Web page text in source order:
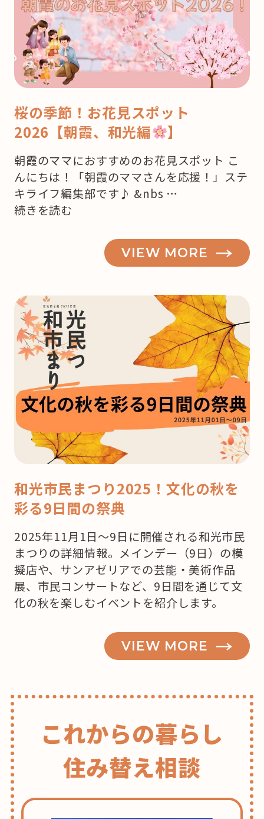
桜の季節！お花見スポット
2026【朝霞、和光編
】
朝霞のママにおすすめのお花見スポット こ
んにちは！「朝霞のママさんを応援！」ステ
キライフ編集部です♪ &nbs …
“桜
花
見
ス
ポ
ッ
2019【朝
霞、
和
編
】”
の
続きを読む
VIEW MORE
和光市民まつり2025！文化の秋を
彩る9日間の祭典
2025年11月1日～9日に開催される和光市民
まつりの詳細情報。メインデー（9日）の模
擬店や、サンアゼリアでの芸能・美術作品
展、市民コンサートなど、9日間を通じて文
化の秋を楽しむイベントを紹介します。
VIEW MORE
これからの暮らし
住み替え相談